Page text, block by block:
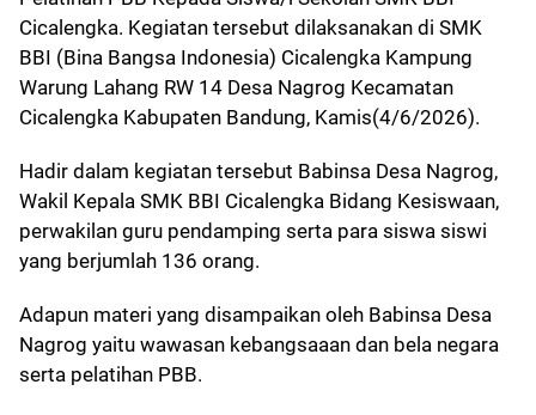
Cicalengka. Kegiatan tersebut dilaksanakan di SMK
BBI (Bina Bangsa Indonesia) Cicalengka Kampung
Warung Lahang RW 14 Desa Nagrog Kecamatan
Cicalengka Kabupaten Bandung, Kamis(4/6/2026).
Hadir dalam kegiatan tersebut Babinsa Desa Nagrog,
Wakil Kepala SMK BBI Cicalengka Bidang Kesiswaan,
perwakilan guru pendamping serta para siswa siswi
yang berjumlah 136 orang.
Adapun materi yang disampaikan oleh Babinsa Desa
Nagrog yaitu wawasan kebangsaaan dan bela negara
serta pelatihan PBB.